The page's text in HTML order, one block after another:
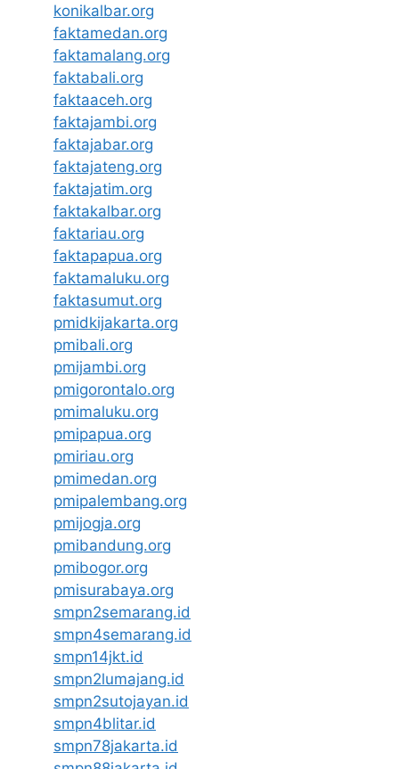
konikalbar.org
faktamedan.org
faktamalang.org
faktabali.org
faktaaceh.org
faktajambi.org
faktajabar.org
faktajateng.org
faktajatim.org
faktakalbar.org
faktariau.org
faktapapua.org
faktamaluku.org
faktasumut.org
pmidkijakarta.org
pmibali.org
pmijambi.org
pmigorontalo.org
pmimaluku.org
pmipapua.org
pmiriau.org
pmimedan.org
pmipalembang.org
pmijogja.org
pmibandung.org
pmibogor.org
pmisurabaya.org
smpn2semarang.id
smpn4semarang.id
smpn14jkt.id
smpn2lumajang.id
smpn2sutojayan.id
smpn4blitar.id
smpn78jakarta.id